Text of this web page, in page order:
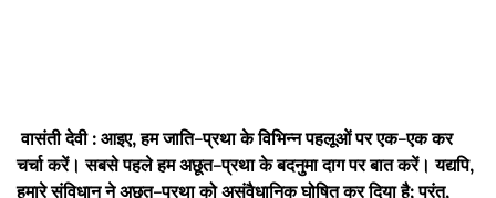
वासंती देवी : आइए, हम जाति-प्रथा के विभिन्न पहलूओं पर एक-एक कर
चर्चा करें। सबसे पहले हम अछूत-प्रथा के बदनुमा दाग पर बात करें। यद्यपि,
हमारे संविधान ने अछूत-प्रथा को असंवैधानिक घोषित कर दिया है; परंतु,